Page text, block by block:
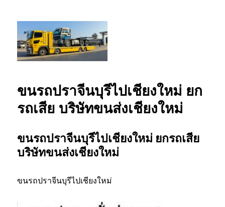
รถเสียเชียงใหม่ โทร 0802220366
ขนรถปราจีนบุรีไปเชียงใหม่ ยก
รถเสีย บริษัทขนส่งเชียงใหม่
ขนรถปราจีนบุรีไปเชียงใหม่ ยกรถเสีย
บริษัทขนส่งเชียงใหม่
ขนรถปราจีนบุรีไปเชียงใหม่